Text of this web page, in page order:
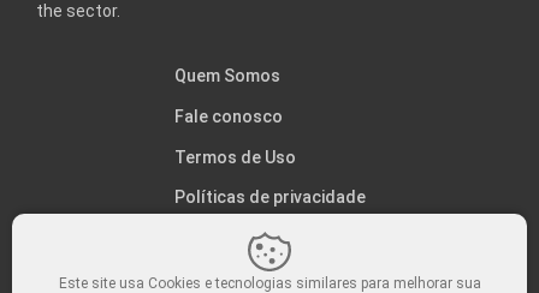
the sector.
Quem Somos
Fale conosco
Termos de Uso
Políticas de privacidade
Este site usa Cookies e tecnologias similares para melhorar sua